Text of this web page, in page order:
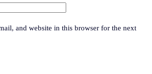
and website in this browser for the next